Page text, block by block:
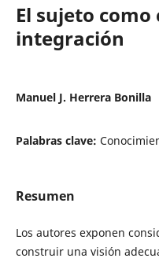
El sujeto
integración
Manuel J. Herrera Bonilla
Palabras clave:
Resumen
Los autores exponen
construir una visión